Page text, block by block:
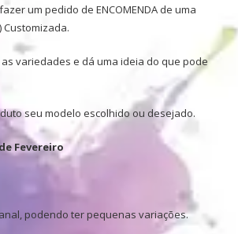
um pedido de ENCOMENDA de uma
Customizada.
variedades e dá uma ideia do que pode
seu modelo escolhido ou desejado.
Fevereiro
podendo ter pequenas variações.